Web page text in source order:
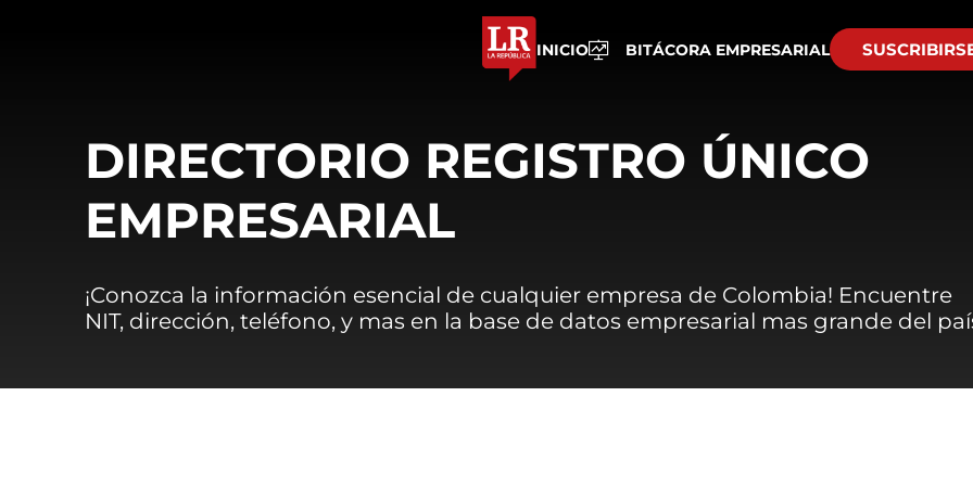
INICIO BITÁCORA EMPRESARIAL
DIRECTORIO REGISTRO ÚNICO
EMPRESARIAL
¡Conozca la información esencial de cualquier empresa de Colombia! Encuentre
NIT, dirección, teléfono, y mas en la base de datos empresarial mas grande del